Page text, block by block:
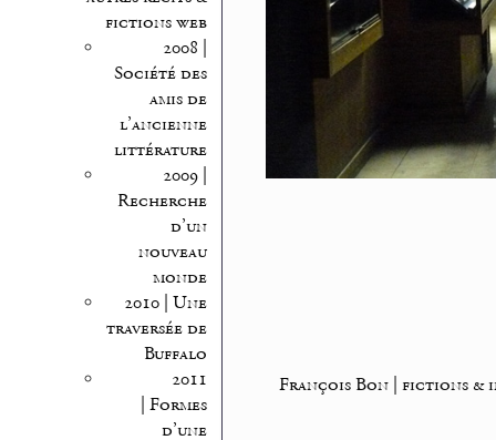
fictions web
2008 |
Société des
amis de
l’ancienne
littérature
2009 |
Recherche
d’un
nouveau
monde
2010 | Une
traversée de
Buffalo
2011
| Formes
d’une
François Bon | fictions &